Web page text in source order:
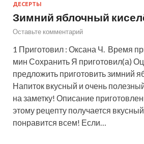
ДЕСЕРТЫ
Зимний яблочный
Оставьте комментарий
1 Приготовил : Оксана Ч. Время
мин Сохранить Я приготовил(а)
предложить приготовить зимний
Напиток вкусный и очень
на заметку! Описание
этому рецепту получается
понравится всем! Если…